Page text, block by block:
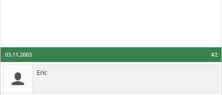
#2
03.11.2003
Eric